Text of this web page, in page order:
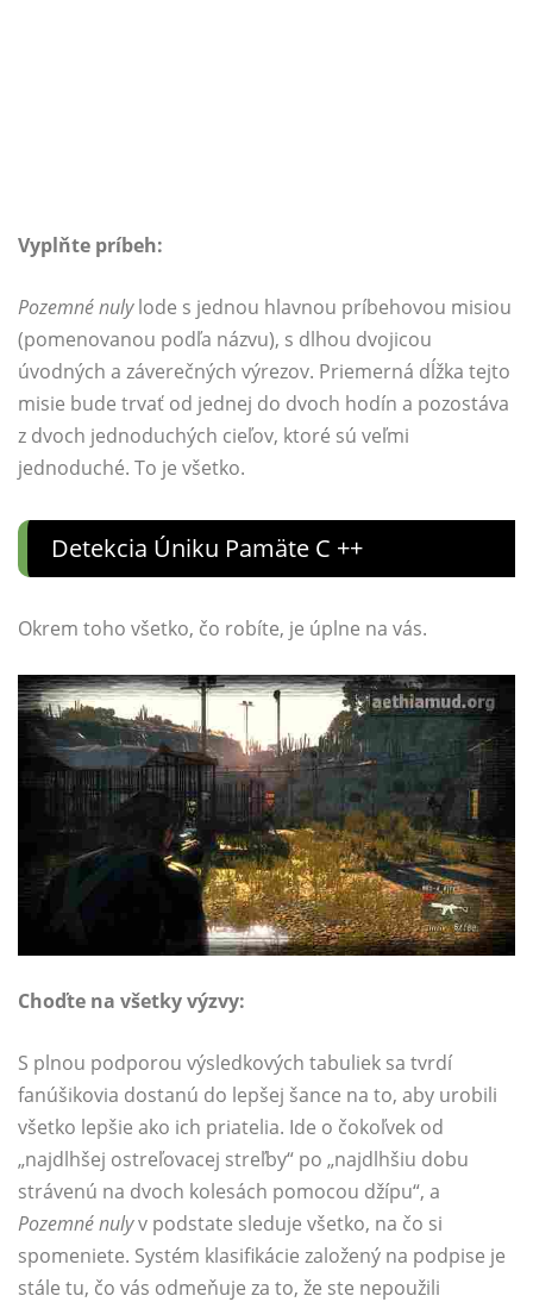
Vyplňte príbeh:
Pozemné nulylode s jednou hlavnou príbehovou misiou
(pomenovanou podľa názvu), s dlhou dvojicou
úvodných a záverečných výrezov. Priemerná dĺžka tejto
misie bude trvať od jednej do dvoch hodín a pozostáva
z dvoch jednoduchých cieľov, ktoré sú veľmi
jednoduché. To je všetko.
Detekcia Úniku Pamäte C ++
Okrem toho všetko, čo robíte, je úplne na vás.
Choďte na všetky výzvy:
S plnou podporou výsledkových tabuliek sa tvrdí
fanúšikovia dostanú do lepšej šance na to, aby urobili
všetko lepšie ako ich priatelia. Ide o čokoľvek od
„najdlhšej ostreľovacej streľby“ po „najdlhšiu dobu
strávenú na dvoch kolesách pomocou džípu“, a
Pozemné nulyv podstate sleduje všetko, na čo si
spomeniete. Systém klasifikácie založený na podpise je
stále tu, čo vás odmeňuje za to, že ste nepoužili